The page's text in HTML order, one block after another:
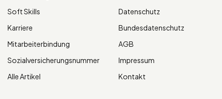
Soft Skills
Karriere
Mitarbeiterbindung
Sozialversicherungsnummer
Alle Artikel
Datenschutz
Bundesdatenschutz
AGB
Impressum
Kontakt